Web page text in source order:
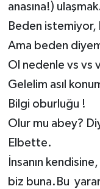
anasına!)
Beden
Ama beden
Ol nedenle vs vs
Gelelim asıl
Bilgi oburluğu !
Olur mu abey?
Elbette.
İnsanın
biz buna.Bu